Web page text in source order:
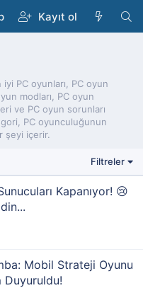
Kayıt ol
iyi PC oyunları, PC oyun
modları, PC oyun
ve PC oyun sorunları
PC oyunculuğunun
şeyi içerir.
Filtreler
Kapanıyor! 😢
Mobil Strateji Oyunu
Duyuruldu!